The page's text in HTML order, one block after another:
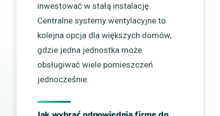
inwestować w stałą instalację.
Centralne systemy wentylacyjne to
kolejna opcja dla większych domów,
gdzie jedna jednostka może
obsługiwać wiele pomieszczeń
jednocześnie.